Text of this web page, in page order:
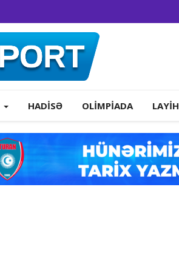
HADISƏ OLIMPIADA